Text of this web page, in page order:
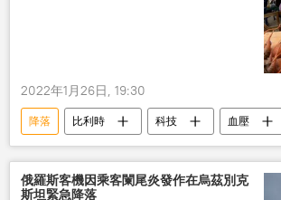
2022年1月26日, 19:30
降落 比利時 科技 血壓
俄羅斯客機因乘客闌尾炎發作在烏茲別克
斯坦緊急降落